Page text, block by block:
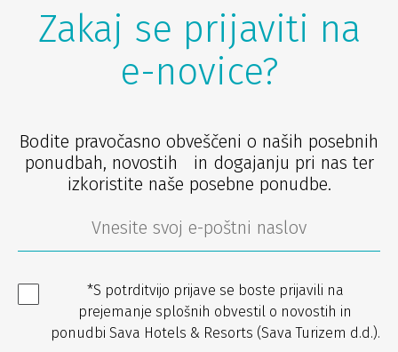
Zakaj se prijaviti na
e-novice?
Bodite pravočasno obveščeni o naših posebnih
ponudbah, novostih in dogajanju pri nas ter
izkoristite naše posebne ponudbe.
*S potrditvijo prijave se boste prijavili na
prejemanje splošnih obvestil o novostih in
ponudbi Sava Hotels & Resorts (Sava Turizem d.d.).